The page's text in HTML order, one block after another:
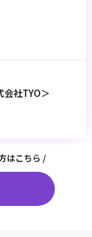
会社TYO＞
はこちら /